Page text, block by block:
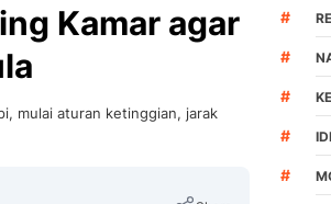
Kamar agar
mulai aturan ketinggian, jarak
#
#
#
#
#